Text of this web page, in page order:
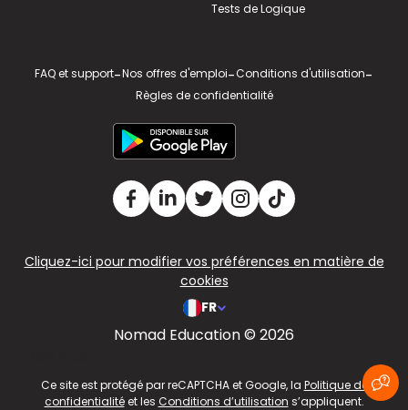
Tests de Logique
FAQ et support-Nos offres d'emploi-Conditions d'utilisation-
Règles de confidentialité
Cliquez-ici pour modifier vos préférences en matière de
cookies
FR
Nomad Education © 2026
Ce site est protégé par reCAPTCHA et Google, la Politique de
confidentialitéet les Conditions d’utilisation s’appliquent.